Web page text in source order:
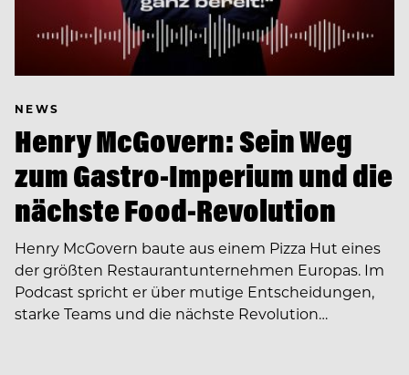
NEWS
Henry McGovern: Sein Weg
zum Gastro-Imperium und die
nächste Food-Revolution
Henry McGovern baute aus einem Pizza Hut eines
der größten Restaurantunternehmen Europas. Im
Podcast spricht er über mutige Entscheidungen,
starke Teams und die nächste Revolution…